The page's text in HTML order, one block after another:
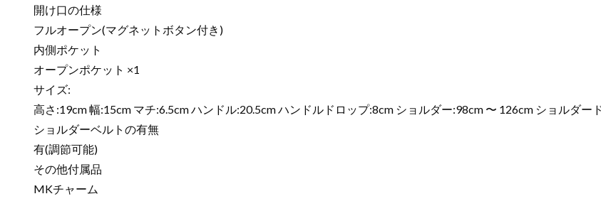
開け口の仕様
フルオープン(マグネットボタン付き)
内側ポケット
オープンポケット ×1
サイズ:
高さ:19cm 幅:15cm マチ:6.5cm ハンドル:20.5cm ハンドルドロップ:8cm ショルダー:98cm 〜 126cm ショルダー
ショルダーベルトの有無
有(調節可能)
その他付属品
MKチャーム